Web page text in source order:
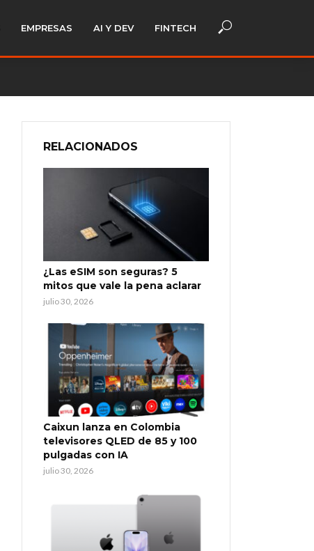
EMPRESAS AI Y DEV FINTECH
RELACIONADOS
¿Las eSIM son seguras? 5
mitos que vale la pena aclarar
julio 30, 2026
Caixun lanza en Colombia
televisores QLED de 85 y 100
pulgadas con IA
julio 30, 2026